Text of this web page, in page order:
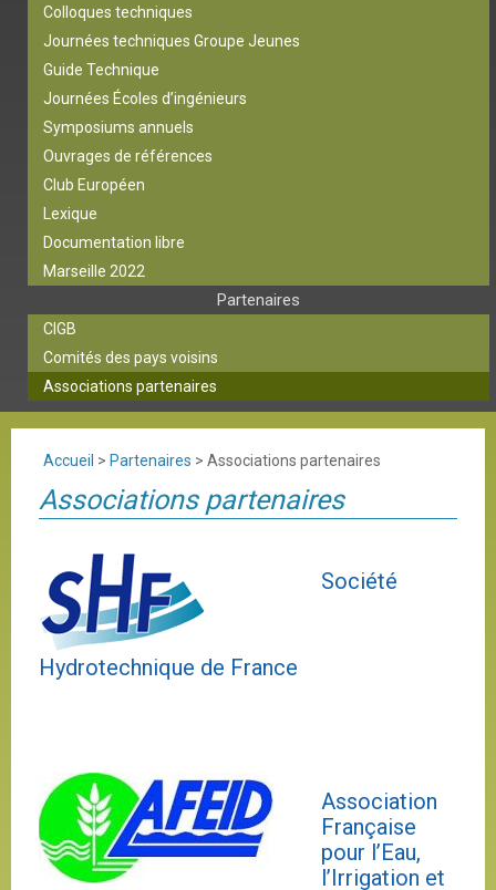
Colloques techniques
Journées techniques Groupe Jeunes
Guide Technique
Journées Écoles d’ingénieurs
Symposiums annuels
Ouvrages de références
Club Européen
Lexique
Documentation libre
Marseille 2022
Partenaires
CIGB
Comités des pays voisins
Associations partenaires
Accueil > Partenaires > Associations partenaires
Associations partenaires
Société
Hydrotechnique de France
Association
Française
pour l’Eau,
l’Irrigation et